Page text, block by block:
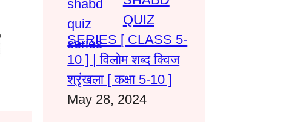
QUIZ
SERIES [ CLASS 5-
10 ] | विलोम शब्द क्विज
श्रृंखला [ कक्षा 5-10 ]
May 28, 2024